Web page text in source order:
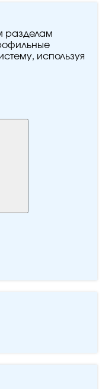
разделам
используя